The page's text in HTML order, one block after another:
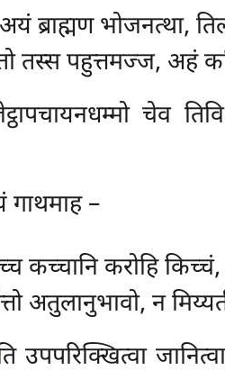
ब्राह्मण भोजनत्था,
तस्स पहुत्तमज्ज, अहं
चेव
गाथमाह –
कच्चानि करोहि
अतुलानुभावो, न
उपपरिक्खित्वा